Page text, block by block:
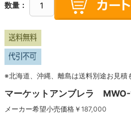
数量：
※北海道、沖縄、離島は送料別途お見積
マーケットアンブレラ
メーカー希望小売価格￥187,000